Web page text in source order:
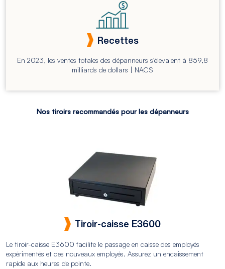
Recettes
En 2023, les ventes totales des dépanneurs s’élevaient à 859,8
milliards de dollars | NACS
Nos tiroirs recommandés pour les dépanneurs
Tiroir-caisse E3600
Le tiroir-caisse E3600 facilite le passage en caisse des employés
expérimentés et des nouveaux employés. Assurez un encaissement
rapide aux heures de pointe.